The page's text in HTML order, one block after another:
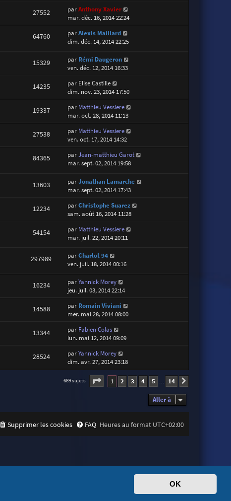
OK
27552 parAnthony Xavier
mar. déc. 16, 2014 22:24
64760 parAlexis Maillard
dim. déc. 14, 2014 22:25
15329 par Rémi Daugeron
ven. déc. 12, 2014 16:33
14235 par Elise Castille
dim. nov. 23, 2014 17:50
19337 par Matthieu Vessiere
mar. oct. 28, 2014 11:13
27538 par Matthieu Vessiere
ven. oct. 17, 2014 14:32
84365 parJean-matthieu Garot
mar. sept. 02, 2014 19:58
13603 parJonathan Lamarche
mar. sept. 02, 2014 17:43
12234 parChristophe Suarez
sam. août 16, 2014 11:28
54154 par Matthieu Vessiere
mar. juil. 22, 2014 20:11
297989 parCharlot 94
ven. juil. 18, 2014 00:16
16234 parYannick Morey
jeu. juil. 03, 2014 22:14
14588 par Romain Viviani
mer. mai 28, 2014 08:00
13344 par Fabien Colas
lun. mai 12, 2014 09:09
28524 parYannick Morey
dim. avr. 27, 2014 23:18
669 sujets Page 1sur14
1 2 3 4 5 14
Aller à
Heures au format UTC+02:00
FAQ
Supprimer les cookies